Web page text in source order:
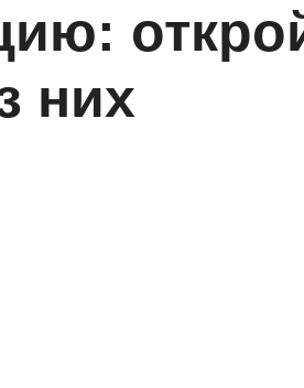
них